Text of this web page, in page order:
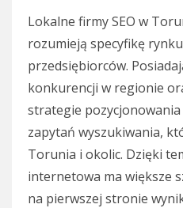
Lokalne firmy SEO w
rozumieją specyfikę
przedsiębiorców.
konkurencji w regionie
strategie pozycjonowania
zapytań wyszukiwania,
Torunia i okolic. Dzięki
internetowa ma większe
na pierwszej stronie